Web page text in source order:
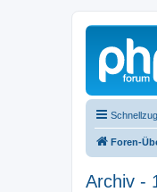
Foren-
Archiv -